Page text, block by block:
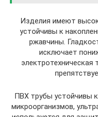
Изделия имеют
устойчивы к
ржавчины.
исключает
электротехническая
ПВХ трубы устойчивы
микроорганизмов,